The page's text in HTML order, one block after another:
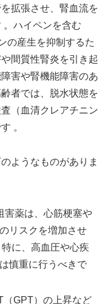
拡張させ、腎血流を
ハイペンを含む
の産生を抑制するた
間質性腎炎を引き起
害や腎機能障害のあ
者では、脱水状態を
（血清クレアチニン
。
ようなものがありま
害薬は、心筋梗塞や
リスクを増加させ
に、高血圧や心疾
慎重に行うべきで
（GPT）の上昇など